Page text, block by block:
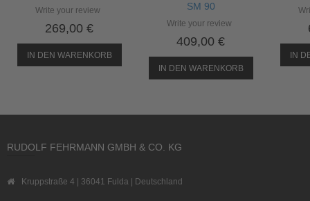
Write your review
269,00 €
IN DEN WARENKORB
SM 90
Write your review
409,00 €
IN DEN WARENKORB
IN
RUDOLF FEHRMANN GMBH & CO. KG
Kruppstraße 4 | 36041 Fulda | Deutschland